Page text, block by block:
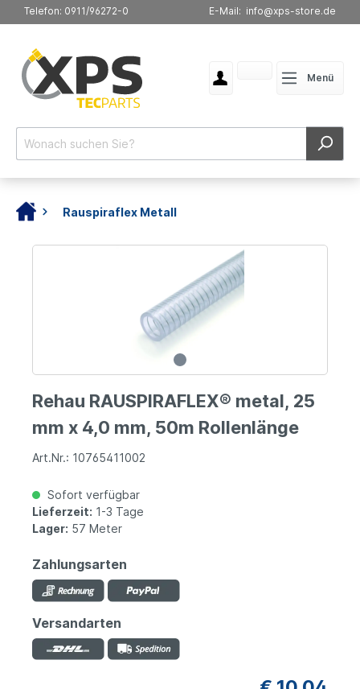
Telefon: 0911/96272-0 E-Mail: info@xps-store.de
Menü
Rauspiraflex Metall
Rehau RAUSPIRAFLEX® metal, 25
mm x 4,0 mm, 50m Rollenlänge
Art.Nr.: 10765411002
Sofort verfügbar
Lieferzeit: 1-3 Tage
Lager: 57 Meter
Zahlungsarten
Versandarten